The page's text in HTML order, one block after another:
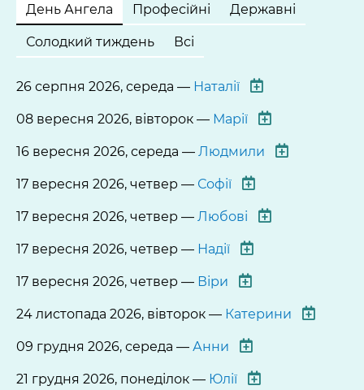
День Ангела Професійні Державні
Солодкий тиждень Всі
26 серпня 2026, середа — Наталії
08 вересня 2026, вівторок — Марії
16 вересня 2026, середа — Людмили
17 вересня 2026, четвер — Софії
17 вересня 2026, четвер — Любові
17 вересня 2026, четвер — Надії
17 вересня 2026, четвер — Віри
24 листопада 2026, вівторок — Катерини
09 грудня 2026, середа — Анни
21 грудня 2026, понеділок — Юлії